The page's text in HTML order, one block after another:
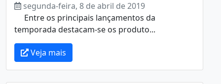
segunda-feira, 8 de abril de 2019
Entre os principais lançamentos da
temporada destacam-se os produto...
Veja mais